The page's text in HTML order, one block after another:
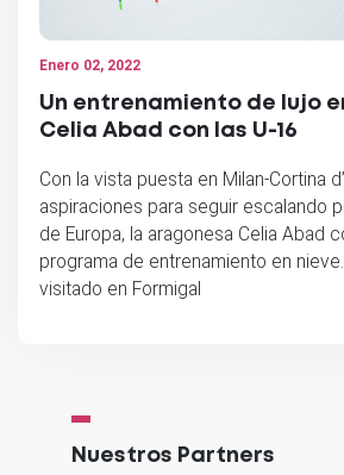
Enero 02, 2022
Un entrenamiento de lujo
Celia Abad con las U-16
Con la vista puesta en Milan-Cortina
aspiraciones para seguir escalando
de Europa, la aragonesa Celia Abad
programa de entrenamiento en
visitado en Formigal
Nuestros Partners